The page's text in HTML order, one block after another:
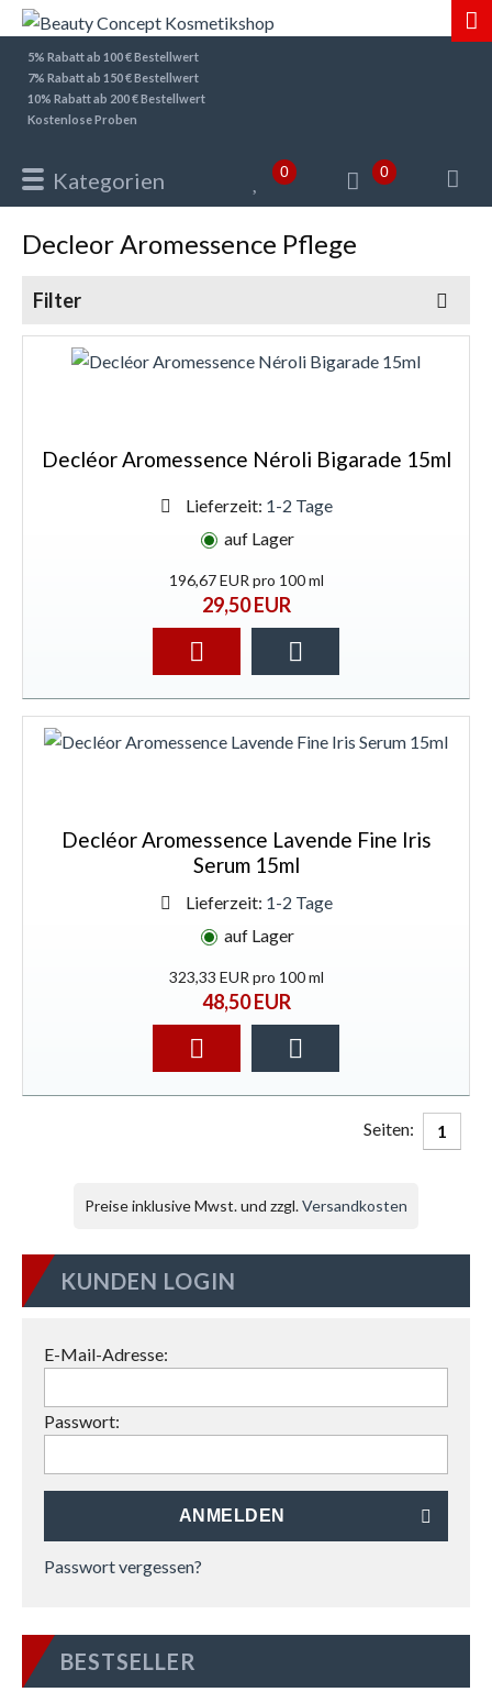
5% Rabatt ab 100 € Bestellwert
7% Rabatt ab 150 € Bestellwert
10% Rabatt ab 200 € Bestellwert
Kostenlose Proben
Kategorien 0
0
Decleor Aromessence Pflege
Filter
Decléor Aromessence Néroli Bigarade 15ml
Lieferzeit: 1-2 Tage
auf Lager
196,67 EUR pro 100 ml
29,50 EUR
Decléor Aromessence Lavende Fine Iris
Serum 15ml
Lieferzeit: 1-2 Tage
auf Lager
323,33 EUR pro 100 ml
48,50 EUR
Seiten: 1
Preise inklusive Mwst. und zzgl.Versandkosten
KUNDEN LOGIN
E-Mail-Adresse:
Passwort:
ANMELDEN
Passwort vergessen?
BESTSELLER